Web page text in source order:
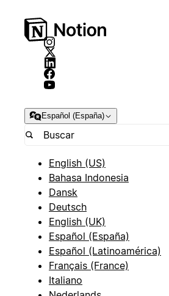
Español (España)
English (US)
Bahasa Indonesia
Dansk
Deutsch
English (UK)
Español (España)
Español (Latinoamérica)
Français (France)
Italiano